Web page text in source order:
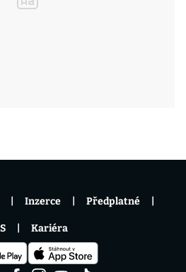
Inzerce Předplatné
Kariéra